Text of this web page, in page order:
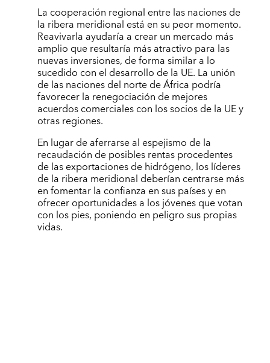
La cooperación regional entre las naciones de
la ribera meridional está en su peor momento.
Reavivarla ayudaría a crear un mercado más
amplio que resultaría más atractivo para las
nuevas inversiones, de forma similar a lo
sucedido con el desarrollo de la UE. La unión
de las naciones del norte de África podría
favorecer la renegociación de mejores
acuerdos comerciales con los socios de la UE y
otras regiones.
En lugar de aferrarse al espejismo de la
recaudación de posibles rentas procedentes
de las exportaciones de hidrógeno, los líderes
de la ribera meridional deberían centrarse más
en fomentar la confianza en sus países y en
ofrecer oportunidades a los jóvenes que votan
con los pies, poniendo en peligro sus propias
vidas.